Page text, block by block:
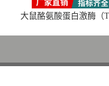
大鼠酪氨酸蛋白激酶（